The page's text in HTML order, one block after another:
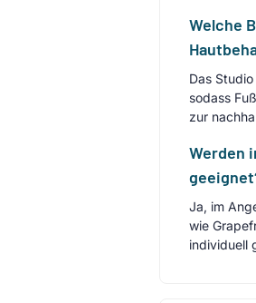
Welche
Das
sodass
zur
Werden
Ja, im
wie
individuell